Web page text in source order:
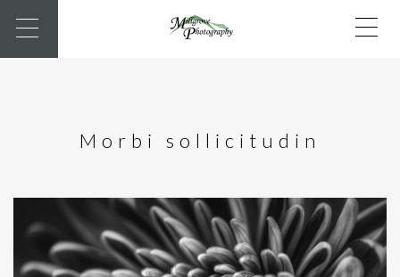
Morbi sollicitudin